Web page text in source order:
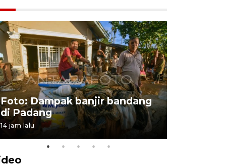
Foto: Dampak banjir bandang
di Padang
14 jam lalu